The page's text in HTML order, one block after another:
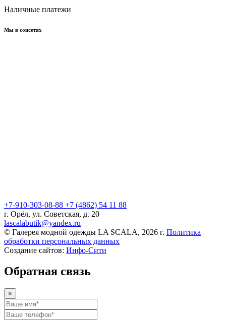
Наличные платежи
Мы в соцсетях
+7-910-303-08-88 +7 (4862) 54 11 88
г. Орёл, ул. Советская, д. 20
lascalabutik@yandex.ru
© Галерея модной одежды LA SCALA, 2026 г. Политика
обработки персональных данных
Создание сайтов: Инфо-Сити
Обратная связь
×